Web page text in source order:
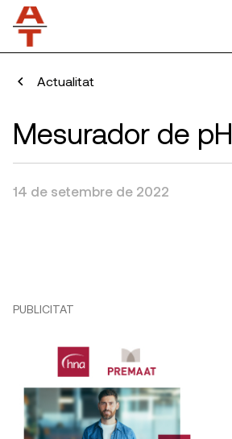
Actualitat
Mesurador de pH
14 de setembre de 2022
PUBLICITAT